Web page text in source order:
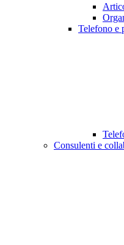
Telefono e
Consulenti e